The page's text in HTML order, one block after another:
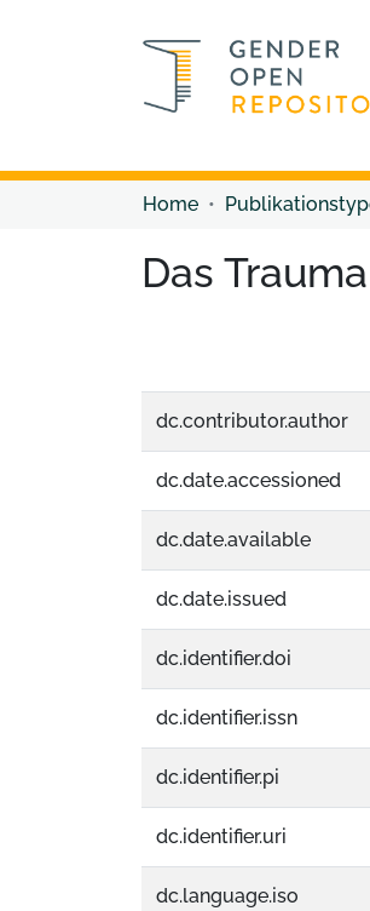
Home
Das
dc.contributor.author
dc.date.accessioned
dc.date.available
dc.date.issued
dc.identifier.doi
dc.identifier.issn
dc.identifier.pi
dc.identifier.uri
dc.language.iso